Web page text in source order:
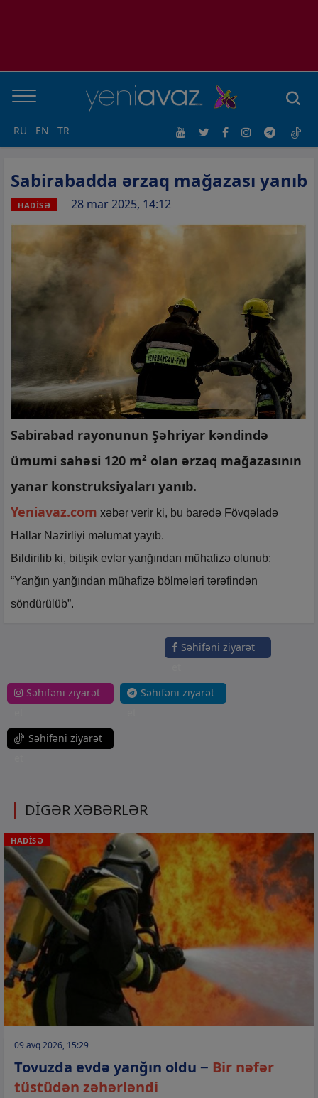
RU EN TR
Sabirabadda ərzaq mağazası yanıb
HADİSƏ 28 mar 2025, 14:12
Sabirabad rayonunun Şəhriyar kəndində
ümumi sahəsi 120 m² olan ərzaq mağazasının
yanar konstruksiyaları yanıb.
Yeniavaz.com xəbər verir ki, bu barədə Fövqəladə
Hallar Nazirliyi məlumat yayıb.
Bildirilib ki, bitişik evlər yanğından mühafizə olunub:
“Yanğın yanğından mühafizə bölmələri tərəfindən
söndürülüb”.
Səhifəni ziyarət
Səhifəni ziyarət
Səhifəni ziyarət
Səhifəni ziyarət
DİGƏR XƏBƏRLƏR
HADİSƏ
09 avq 2026, 15:29
Tovuzda evdə yanğın oldu − Bir nəfər
tüstüdən zəhərləndi